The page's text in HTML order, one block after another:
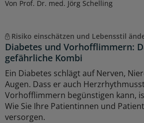
Von Prof. Dr. med. Jörg Schelling
Risiko einschätzen und Lebensstil
Diabetes und Vorhofflimmern:
gefährliche Kombi
Ein Diabetes schlägt auf Nerven,
Augen. Dass er auch
Vorhofflimmern begünstigen kann,
Wie Sie Ihre Patientinnen und
versorgen.